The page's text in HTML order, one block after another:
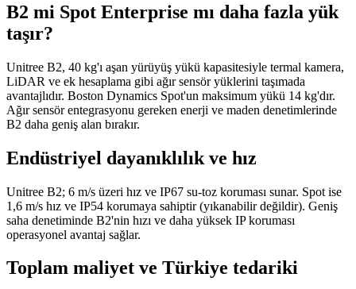
B2 mi Spot Enterprise mı daha fazla yük
taşır?
Unitree B2, 40 kg'ı aşan yürüyüş yükü kapasitesiyle termal kamera,
LiDAR ve ek hesaplama gibi ağır sensör yüklerini taşımada
avantajlıdır. Boston Dynamics Spot'un maksimum yükü 14 kg'dır.
Ağır sensör entegrasyonu gereken enerji ve maden denetimlerinde
B2 daha geniş alan bırakır.
Endüstriyel dayanıklılık ve hız
Unitree B2; 6 m/s üzeri hız ve IP67 su-toz koruması sunar. Spot ise
1,6 m/s hız ve IP54 korumaya sahiptir (yıkanabilir değildir). Geniş
saha denetiminde B2'nin hızı ve daha yüksek IP koruması
operasyonel avantaj sağlar.
Toplam maliyet ve Türkiye tedariki